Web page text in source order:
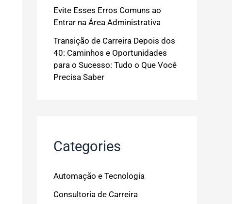
Evite Esses Erros Comuns ao
Entrar na Área Administrativa
Transição de Carreira Depois dos
40: Caminhos e Oportunidades
para o Sucesso: Tudo o Que Você
Precisa Saber
Categories
Automação e Tecnologia
Consultoria de Carreira